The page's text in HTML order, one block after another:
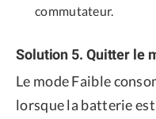
commutateur.
Solution 5. Quitter le
Le mode Faible
lorsque la batterie